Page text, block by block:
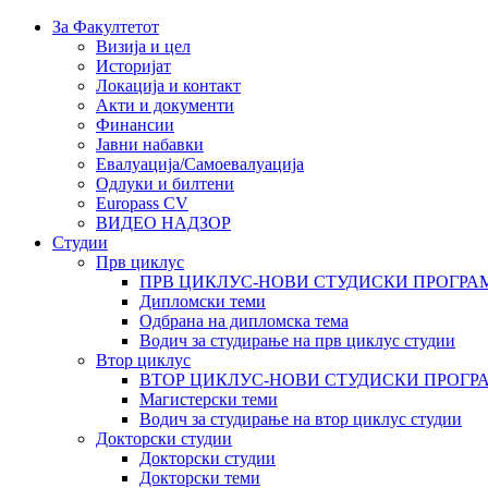
За Факултетот
Визија и цел
Историјат
Локација и контакт
Акти и документи
Финансии
Јавни набавки
Евалуација/Самоевалуација
Одлуки и билтени
Europass CV
ВИДЕО НАДЗОР
Студии
Прв циклус
ПРВ ЦИКЛУС-НОВИ СТУДИСКИ
Дипломски теми
Одбрана на дипломска тема
Водич за студирање на прв циклус студии
Втор циклус
ВТОР ЦИКЛУС-НОВИ СТУДИСКИ
Магистерски теми
Водич за студирање на втор циклус студии
Докторски студии
Докторски студии
Докторски теми